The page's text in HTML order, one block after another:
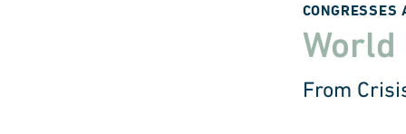
CONGRESSES
World
From